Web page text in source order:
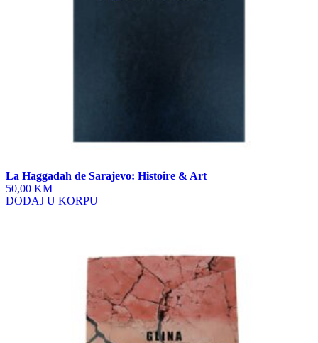
La Haggadah de Sarajevo: Histoire & Art
50,00 KM
DODAJ U KORPU